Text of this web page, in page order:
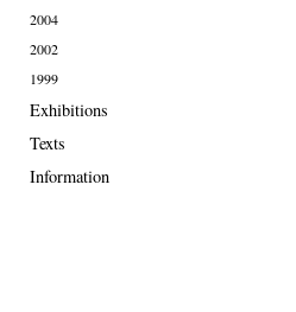
2004
2002
1999
Exhibitions
Texts
Information